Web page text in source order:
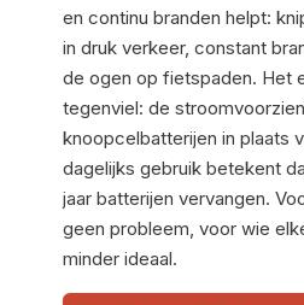
en continu branden helpt:
in druk verkeer, constant
de ogen op fietspaden. Het
tegenviel: de
knoopcelbatterijen in plaats
dagelijks gebruik betekent
jaar batterijen vervangen.
geen probleem, voor wie
minder ideaal.